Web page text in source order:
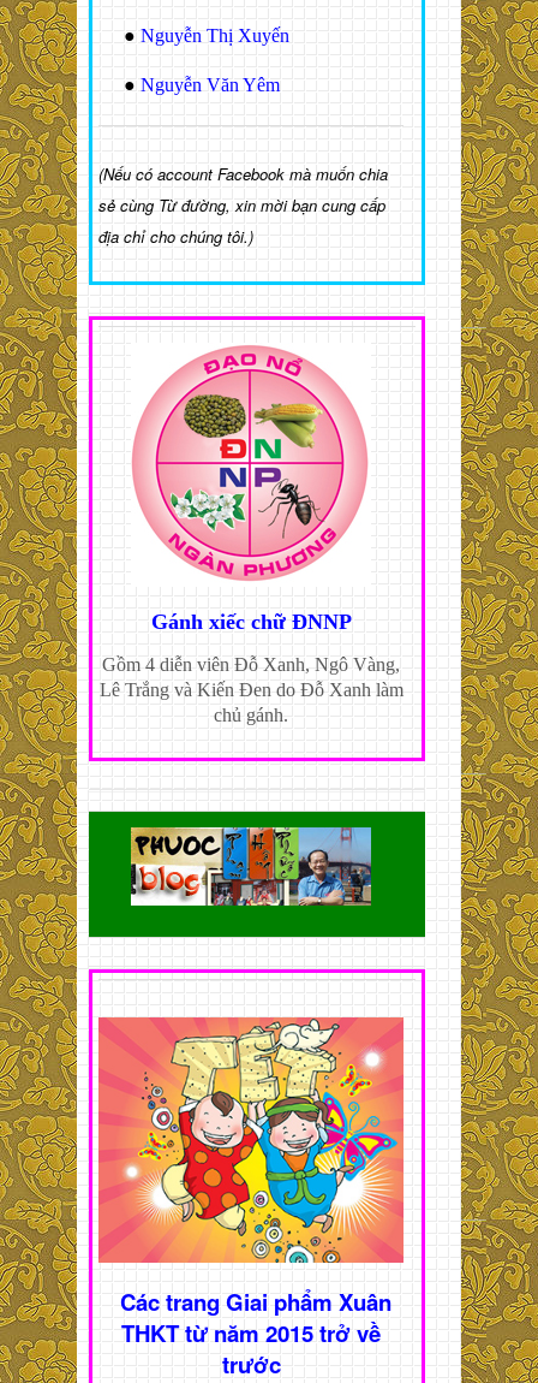
● Nguyễn Thị Xuyến
● Nguyễn Văn Yêm
(Nếu có account Facebook mà muốn chia
sẻ cùng Từ đường, xin mời bạn cung cấp
địa chỉ cho chúng tôi.)
Gánh xiếc chữ ĐNNP
Gồm 4 diễn viên Đỗ Xanh, Ngô Vàng,
Lê Trắng và Kiến Đen do Đỗ Xanh làm
chủ gánh.
Các trang Giai phẩm Xuân
THKT từ năm 2015 trở về
trước